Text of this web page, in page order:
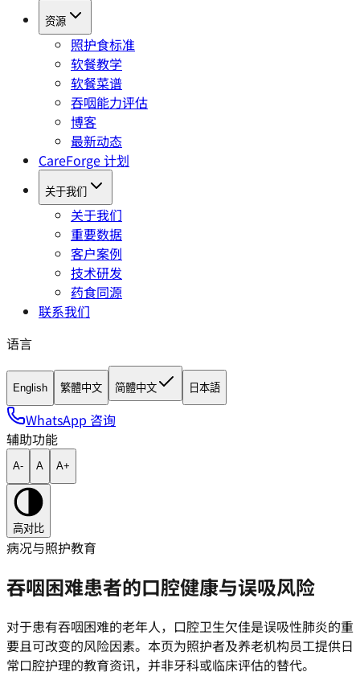
资源
照护食标准
软餐教学
软餐菜谱
吞咽能力评估
博客
最新动态
CareForge 计划
关于我们
关于我们
重要数据
客户案例
技术研发
药食同源
联系我们
语言
English 繁體中文 简體中文 日本語
WhatsApp 咨询
辅助功能
A- A A+
高对比
病况与照护教育
吞咽困难患者的口腔健康与误吸风险
对于患有吞咽困难的老年人，口腔卫生欠佳是误吸性肺炎的重
要且可改变的风险因素。本页为照护者及养老机构员工提供日
常口腔护理的教育资讯，并非牙科或临床评估的替代。